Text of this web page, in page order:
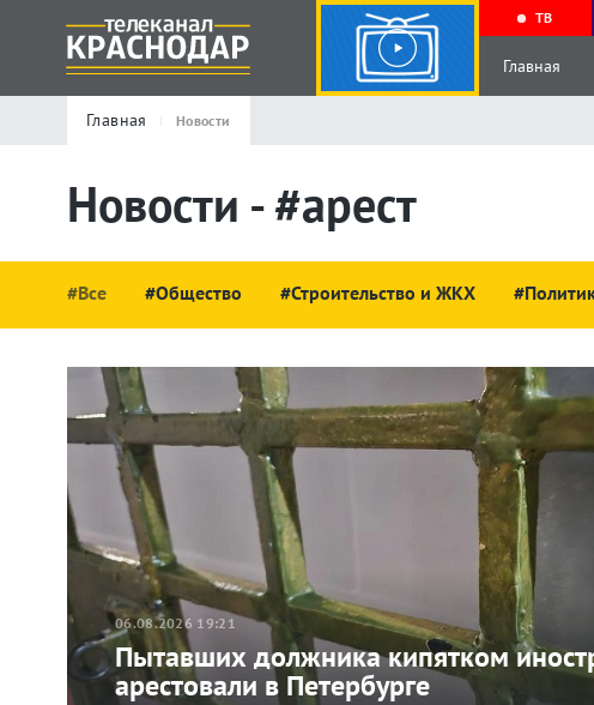
ТВ
Главная
Главная Новости
Новости - #арест
#Все #Общество #Строительство и ЖКХ
06.08.2026 19:21
Пытавших должника кипятком
арестовали в Петербурге